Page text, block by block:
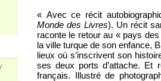
« Avec ce récit
Monde des Livres). Un récit
raconte le retour au « pays
la ville turque de son enfance,
lieux où s’inscrivent son
ses deux ports d’attache. Et
français. Illustré de